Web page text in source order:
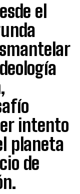
el
intento
planeta
de